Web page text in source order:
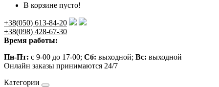
В корзине пусто!
+38(050) 613-84-20
+38(098) 428-67-30
Время работы:
Пн-Пт: с 9-00 до 17-00; Сб: выходной; Вс: выходной
Онлайн заказы принимаются 24/7
Категории